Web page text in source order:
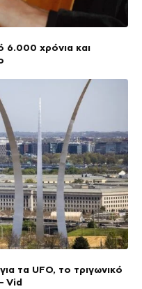
6.000 χρόνια και
τα UFO, το τριγωνικό
Vid